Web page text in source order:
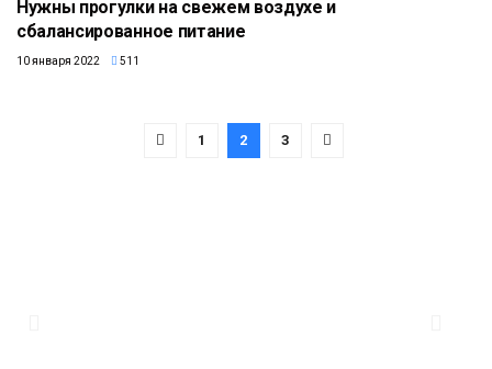
Нужны прогулки на свежем воздухе и
сбалансированное питание
10 января 2022 511
1 2 3